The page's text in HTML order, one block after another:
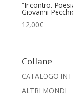
“Incontro.
Giovanni
12,00€
Collane
CATALOGO
ALTRI MONDI